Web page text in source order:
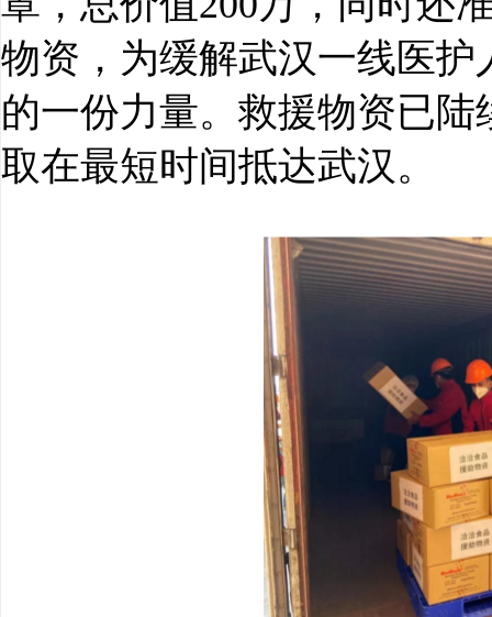
物资，为缓解武汉一线医
的一份力量。救援物资已
取在最短时间抵达武汉。